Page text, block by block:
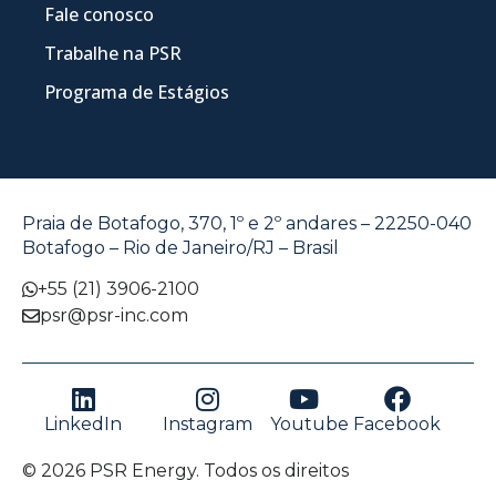
Fale conosco
Trabalhe na PSR
Programa de Estágios
Praia de Botafogo, 370, 1º e 2º andares – 22250-040
Botafogo – Rio de Janeiro/RJ – Brasil
+55 (21) 3906-2100
psr@psr-inc.com
LinkedIn Instagram Youtube Facebook
© 2026 PSR Energy. Todos os direitos